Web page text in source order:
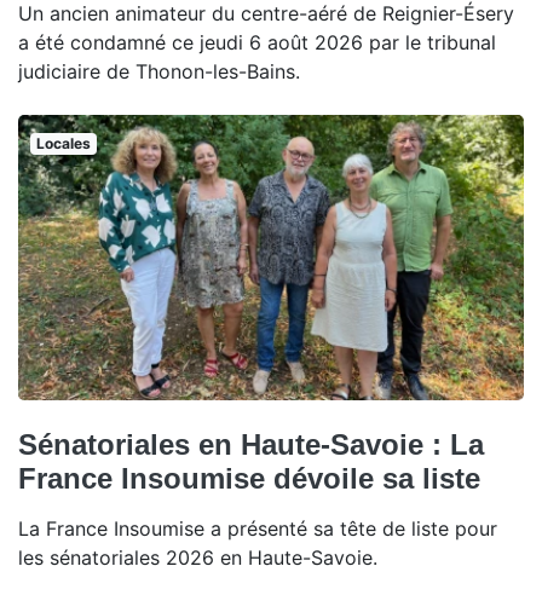
Un ancien animateur du centre-aéré de Reignier-Ésery
a été condamné ce jeudi 6 août 2026 par le tribunal
judiciaire de Thonon-les-Bains.
Locales
Sénatoriales en Haute-Savoie : La
France Insoumise dévoile sa liste
La France Insoumise a présenté sa tête de liste pour
les sénatoriales 2026 en Haute-Savoie.